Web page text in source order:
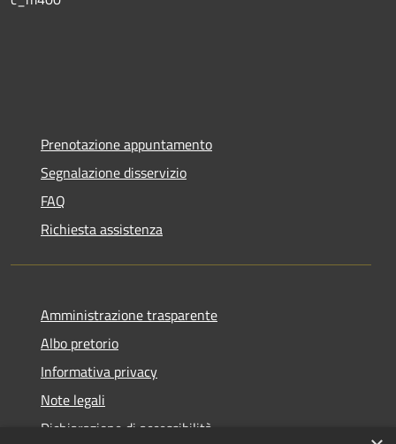
Prenotazione appuntamento
Segnalazione disservizio
FAQ
Richiesta assistenza
Amministrazione trasparente
Albo pretorio
Informativa privacy
Note legali
Dichiarazione di accessibilità